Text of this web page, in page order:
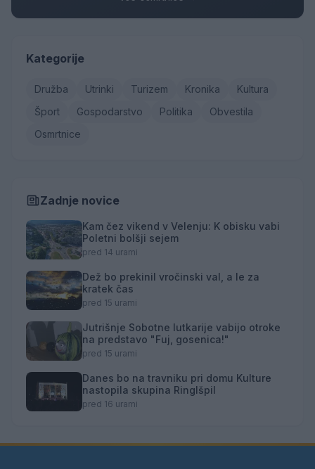
Kategorije
Družba Utrinki Turizem Kronika
Kultura
Šport
Gospodarstvo Politika
Obvestila
Osmrtnice
Zadnje novice
Kam čez vikend v Velenju: K obisku vabi
Poletni bolšji sejem
pred 14 urami
Dež bo prekinil vročinski val, a le za
kratek čas
pred 15 urami
Jutrišnje Sobotne lutkarije vabijo otroke
na predstavo "Fuj, gosenica!"
pred 15 urami
Danes bo na travniku pri domu Kulture
nastopila skupina Ringlšpil
pred 16 urami